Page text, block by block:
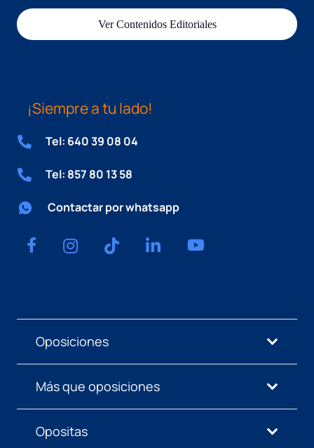
Ver Contenidos Editoriales
¡Siempre a tu lado!
Tel: 640 39 08 04
Tel: 857 80 13 58
Contactar por whatsapp
Oposiciones
Más que oposiciones
Opositas